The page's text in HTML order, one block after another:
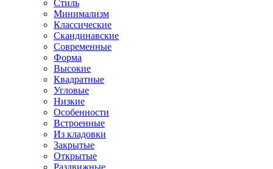
Стиль
Минимализм
Классические
Скандинавские
Современные
Форма
Высокие
Квадратные
Угловые
Низкие
Особенности
Встроенные
Из кладовки
Закрытые
Открытые
Раздвижные